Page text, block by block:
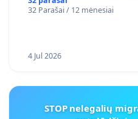
32 Parašai / 12 mėnesiai
4 Jul 2026
STOP nelegalių